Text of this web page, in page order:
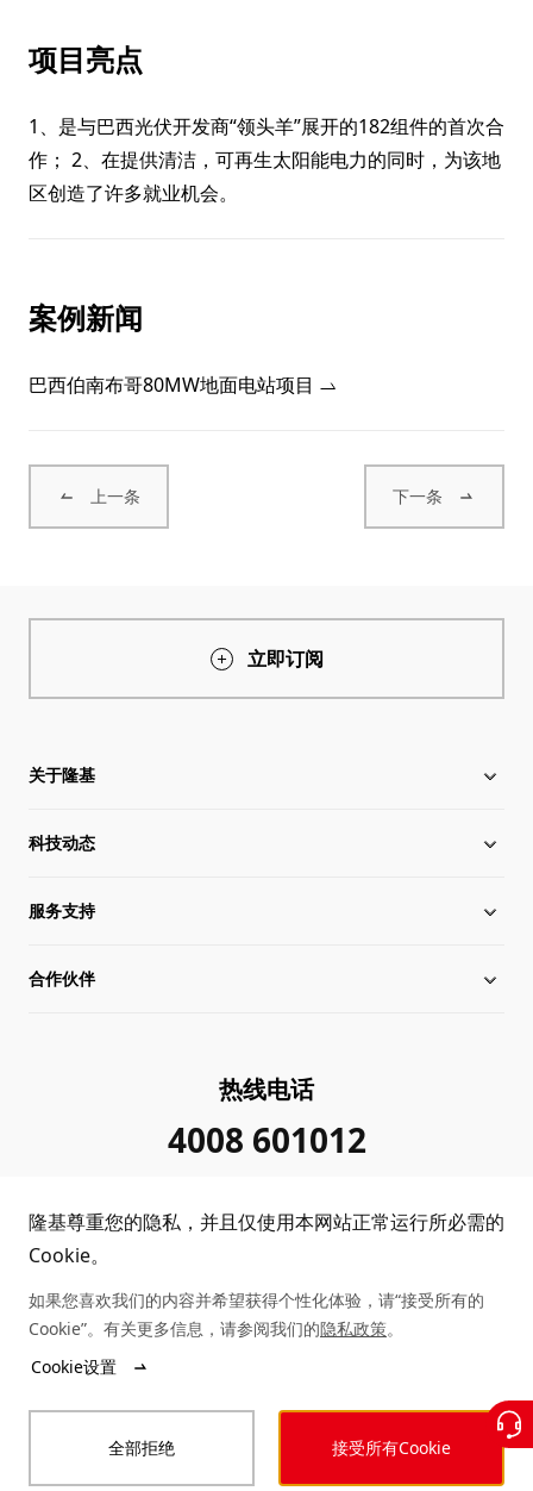
项目亮点
1、是与巴西光伏开发商“领头羊”展开的182组件的首次合
作； 2、在提供清洁，可再生太阳能电力的同时，为该地
区创造了许多就业机会。
案例新闻
巴西伯南布哥80MW地面电站项目
上一条 下一条
立即订阅
关于隆基
关于隆基
全球化布局
管理层信息
投诉举报
合规政策
科技动态
硅片价格
行业动态
服务支持
下载中心
客户问题反馈
收益计算
合作伙伴
协同创新合作
热线电话
4008 601012
Copyright © 2026 隆基绿能科技股份有限公司
法律声明 商业行为准则
隆基尊重您的隐私，并且仅使用本网站正常运行所必需的
Cookie。
如果您喜欢我们的内容并希望获得个性化体验，请“接受所有的
Cookie”。有关更多信息，请参阅我们的隐私政策。
Cookie设置
全部拒绝 接受所有Cookie